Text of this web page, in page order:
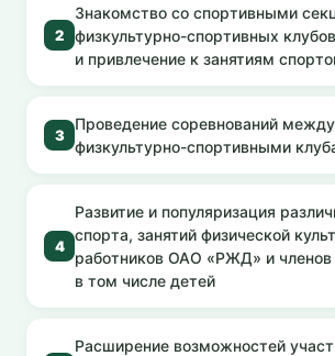
2
Знакомство со спортивными
физкультурно-спортивных
и привлечение к занятиям
3
Проведение соревнований между
физкультурно-спортивными
4
Развитие и популяризация
спорта, занятий физической
работников ОАО «РЖД» и членов
в том числе детей
Расширение возможностей